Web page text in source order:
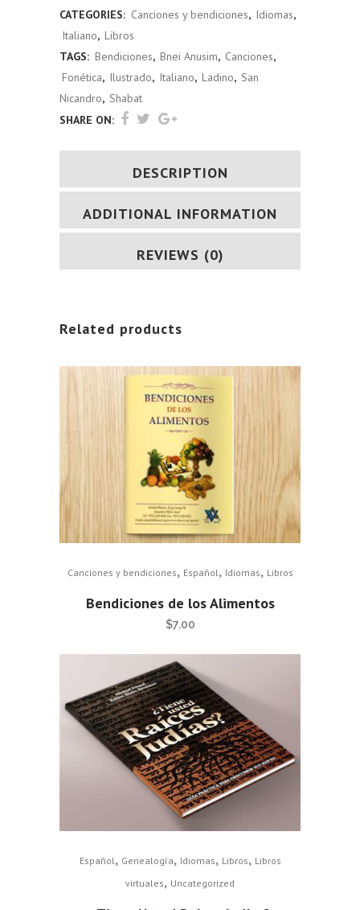
Israel
(italiano)
quantity
CATEGORIES: Canciones y bendiciones, Idiomas,
Italiano, Libros
TAGS: Bendiciones, Bnei Anusim, Canciones,
Fonética, Ilustrado, Italiano, Ladino, San
Nicandro, Shabat
SHARE ON:
DESCRIPTION
ADDITIONAL INFORMATION
REVIEWS (0)
Related products
Canciones y bendiciones, Español, Idiomas, Libros
Bendiciones de los Alimentos
$7.00
Español, Genealogía, Idiomas, Libros, Libros
virtuales, Uncategorized